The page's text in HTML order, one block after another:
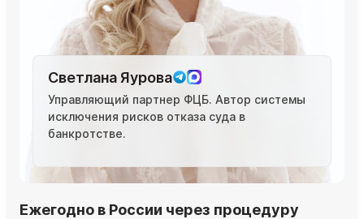
Светлана Яурова
Управляющий партнер ФЦБ. Автор системы
исключения рисков отказа суда в
банкротстве.
Ежегодно в России через процедуру